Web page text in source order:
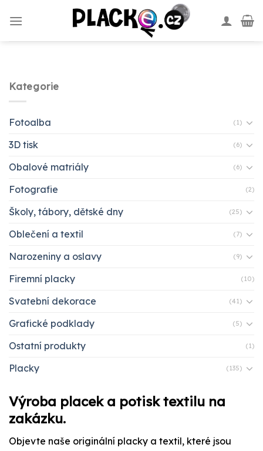
Kategorie
Fotoalba (1)
3D tisk (6)
Obalové matriály (6)
Fotografie (2)
Školy, tábory, dětské dny (25)
Oblečení a textil (7)
Narozeniny a oslavy (9)
Firemní placky (10)
Svatební dekorace (41)
Grafické podklady (5)
Ostatní produkty (1)
Placky (135)
Výroba placek a potisk textilu na
zakázku.
Objevte naše originální placky a textil, které jsou